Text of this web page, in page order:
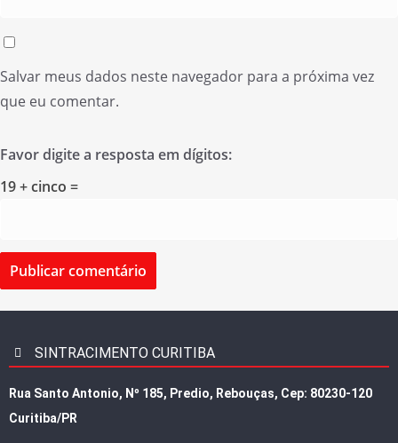
Salvar meus dados neste navegador para a próxima vez
que eu comentar.
Favor digite a resposta em dígitos:
19 + cinco =
SINTRACIMENTO CURITIBA
Rua Santo Antonio, Nº 185, Predio, Rebouças, Cep: 80230-120
Curitiba/PR